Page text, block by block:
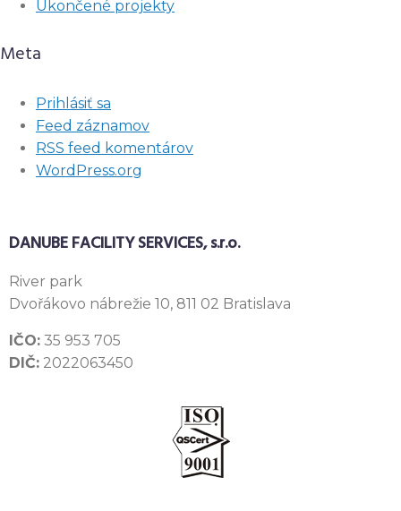
Ukončené projekty
Meta
Prihlásiť sa
Feed záznamov
RSS feed komentárov
WordPress.org
DANUBE FACILITY SERVICES, s.r.o.
River park
Dvořákovo nábrežie 10, 811 02 Bratislava
IČO: 35 953 705
DIČ: 2022063450